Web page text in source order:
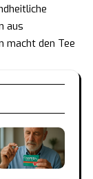
aus
macht den Tee